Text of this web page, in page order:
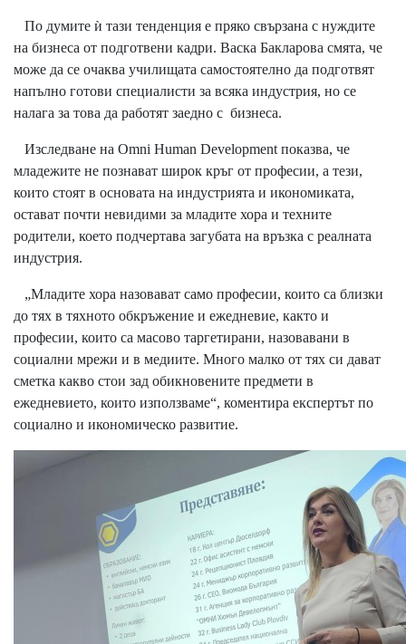
По думите ѝ тази тенденция е пряко свързана с нуждите
на бизнеса от подготвени кадри. Васка Бакларова смята, че
може да се очаква училищата самостоятелно да подготвят
напълно готови специалисти за всяка индустрия, но се
налага за това да работят заедно с бизнеса.
Изследване на Omni Human Development показва, че
младежите не познават широк кръг от професии, а тези,
които стоят в основата на индустрията и икономиката,
остават почти невидими за младите хора и техните
родители, което подчертава загубата на връзка с реалната
индустрия.
„Младите хора назовават само професии, които са близки
до тях в тяхното обкръжение и ежедневие, както и
професии, които са масово таргетирани, назовавани в
социални мрежи и в медиите. Много малко от тях си дават
сметка какво стои зад обикновените предмети в
ежедневието, които използваме“, коментира експертът по
социално и икономическо развитие.